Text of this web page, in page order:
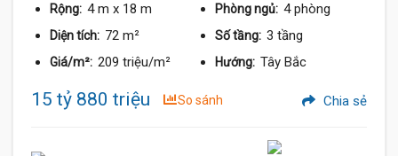
Rộng: 4 m x 18 m Phòng ngủ: 4 phòng
Diện tích: 72 m² Số tầng: 3 tầng
Giá/m²: 209 triệu/m² Hướng: Tây Bắc
15 tỷ 880 triệu So sánh Chia sẻ